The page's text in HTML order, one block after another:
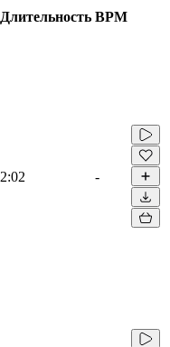
Длительность BPM
2:02 -